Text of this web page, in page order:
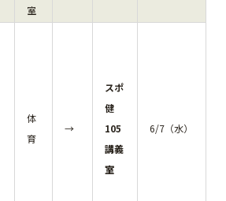
室
体
育
→
スポ
健
105
講義
室
6/7（水）